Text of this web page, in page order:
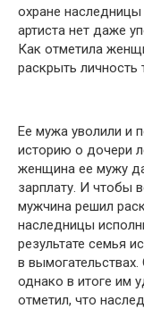
охране
артиста нет даже
Как отметила
раскрыть личность
Ее мужа уволили и
историю о дочери
женщина ее мужу
зарплату. И чтобы
мужчина решил
наследницы
результате семья
в
однако в итоге им
отметил, что